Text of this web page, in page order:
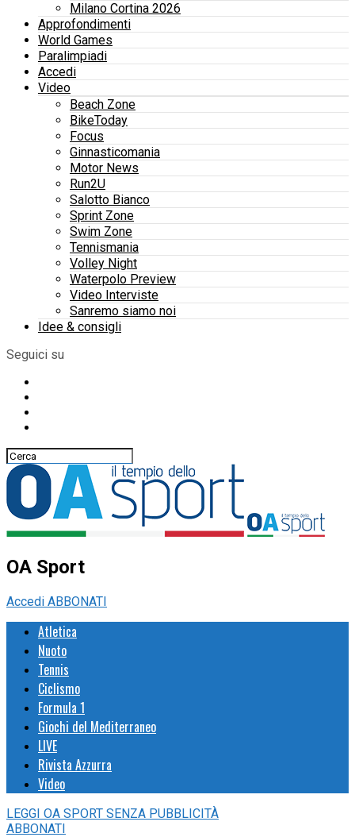
Milano Cortina 2026
Approfondimenti
World Games
Paralimpiadi
Accedi
Video
Beach Zone
BikeToday
Focus
Ginnasticomania
Motor News
Run2U
Salotto Bianco
Sprint Zone
Swim Zone
Tennismania
Volley Night
Waterpolo Preview
Video Interviste
Sanremo siamo noi
Idee & consigli
Seguici su
OA Sport
Accedi ABBONATI
Atletica
Nuoto
Tennis
Ciclismo
Formula 1
Giochi del Mediterraneo
LIVE
Rivista Azzurra
Video
LEGGI OA SPORT SENZA PUBBLICITÀ
ABBONATI